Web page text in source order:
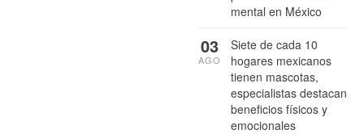
mental en México
Siete de cada 10
hogares mexicanos
tienen mascotas,
especialistas destacan
beneficios físicos y
emocionales
03
AGO